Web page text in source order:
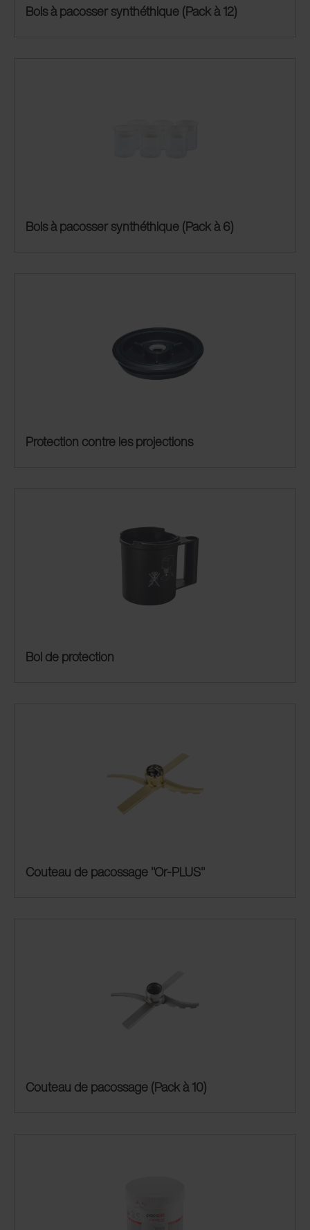
Bols à pacosser synthéthique (Pack à 12)
Bols à pacosser synthéthique (Pack à 6)
Protection contre les projections
Bol de protection
Couteau de pacossage "Or-PLUS"
Couteau de pacossage (Pack à 10)